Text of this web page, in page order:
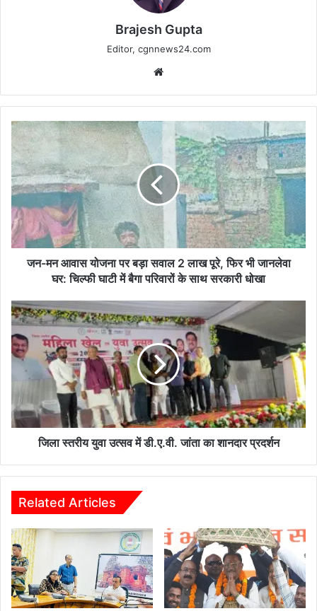
Brajesh Gupta
Editor, cgnnews24.com
जन-
मन
योजना
पर
सवाल
2
लाख
जानलेवा
घर:
चिल्फी
घाटी
परिवारों
के
साथ
जन-मन आवास योजना पर बड़ा सवाल 2 लाख पूरे, फिर भी जानलेवा
घर: चिल्फी घाटी में बैगा परिवारों के साथ सरकारी धोखा
जिला
स्तरीय
युवा
उत्सव
डी.ए.वी.
का
शानदार
जिला स्तरीय युवा उत्सव में डी.ए.वी. जांता का शानदार प्रदर्शन
Related Articles